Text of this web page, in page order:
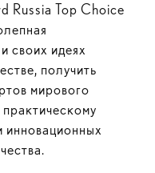
Russia Top Choice
своих идеях
получить
мирового